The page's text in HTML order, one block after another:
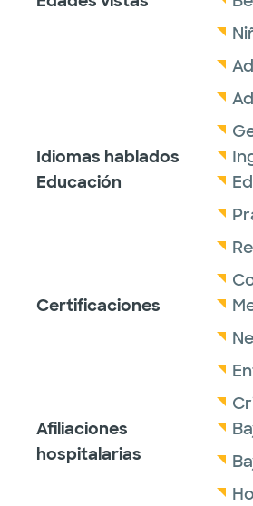
Idiomas hablados
Educación
Certificaciones
Afiliaciones
hospitalarias